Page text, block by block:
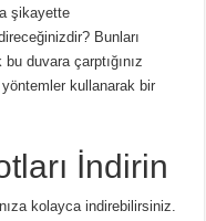
şikayette
Bunları
duvara çarptığınız
kullanarak bir
İndirin
kolayca indirebilirsiniz.